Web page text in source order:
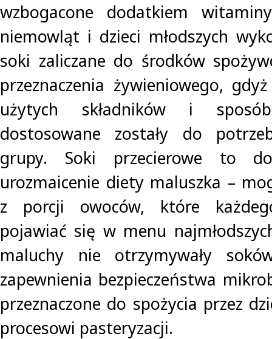
wzbogacone dodatkiem
niemowląt i dzieci młodszych
soki zaliczane do środków
przeznaczenia żywieniowego,
użytych składników i
dostosowane zostały do
grupy. Soki przecierowe to
urozmaicenie diety maluszka –
z porcji owoców, które
pojawiać się w menu
maluchy nie otrzymywały
zapewnienia bezpieczeństwa
przeznaczone do spożycia przez
procesowi pasteryzacji.